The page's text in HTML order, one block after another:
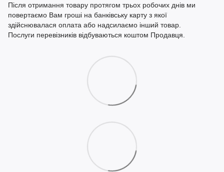
Після отримання товару протягом трьох робочих днів ми
повертаємо Вам гроші на банківську карту з якої
здійснювалася оплата або надсилаємо інший товар.
Послуги перевізників відбуваються коштом Продавця.